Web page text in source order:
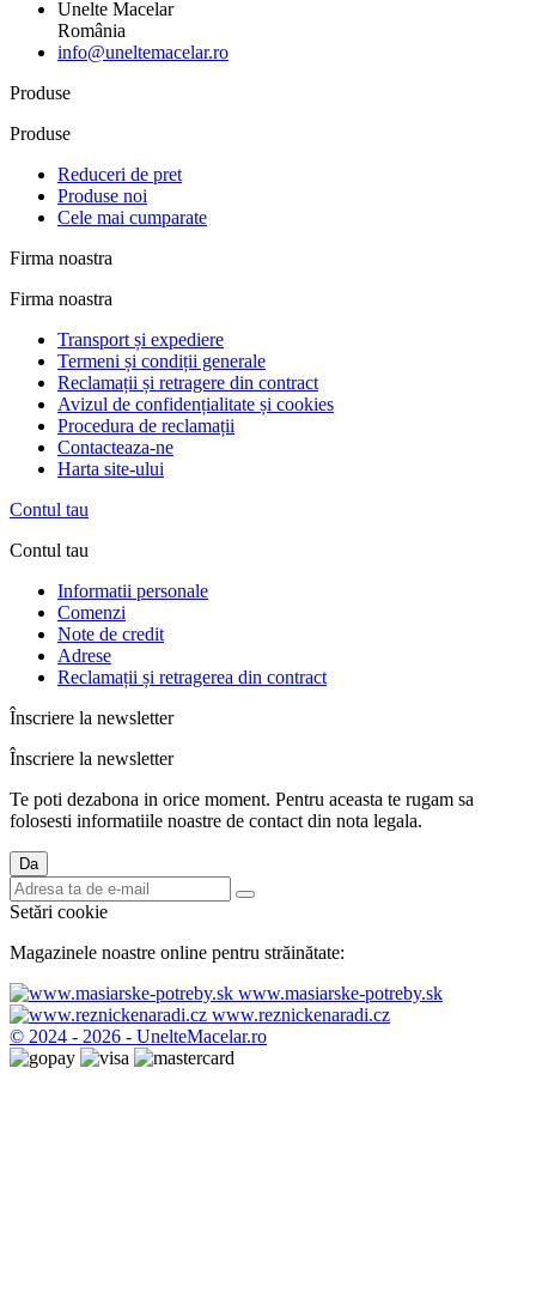
Unelte Macelar
România
info@uneltemacelar.ro
Produse
Produse
Reduceri de pret
Produse noi
Cele mai cumparate
Firma noastra
Firma noastra
Transport și expediere
Termeni și condiții generale
Reclamații și retragere din contract
Avizul de confidențialitate și cookies
Procedura de reclamații
Contacteaza-ne
Harta site-ului
Contul tau
Contul tau
Informatii personale
Comenzi
Note de credit
Adrese
Reclamații și retragerea din contract
Înscriere la newsletter
Înscriere la newsletter
Te poti dezabona in orice moment. Pentru aceasta te rugam sa
folosesti informatiile noastre de contact din nota legala.
Setări cookie
Magazinele noastre online pentru străinătate:
www.masiarske-potreby.sk
www.reznickenaradi.cz
© 2024 - 2026 - UnelteMacelar.ro